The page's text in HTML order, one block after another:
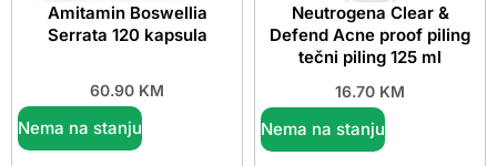
Amitamin Boswellia
Serrata 120 kapsula
60.90 KM
Nema na stanju
Neutrogena Clear &
Defend Acne proof piling
tečni piling 125 ml
16.70 KM
Nema na stanju